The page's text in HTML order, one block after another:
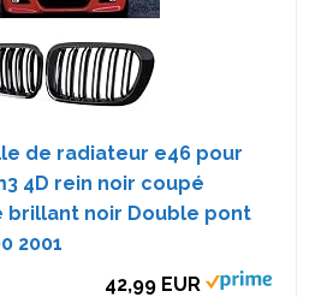
de radiateur e46 pour
4D rein noir coupé
noir Double pont
2001
42,99 EUR